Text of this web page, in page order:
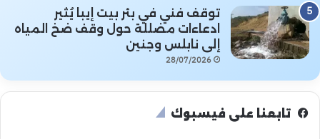
توقف فني في بئر بيت إيبا يُثير
ادعاءات مضللة حول وقف ضخ المياه
إلى نابلس وجنين
28/07/2026
تابعنا على فيسبوك